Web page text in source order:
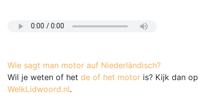
Wie sagt man motor auf Niederländisch?
Wil je weten of het de of het motor is? Kijk dan op
WelkLidwoord.nl.